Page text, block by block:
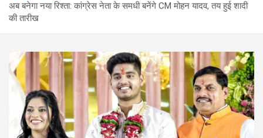
अब बनेगा नया रिश्ता: कांग्रेस नेता के समधी बनेंगे CM मोहन यादव, तय हुई शादी
की तारीख